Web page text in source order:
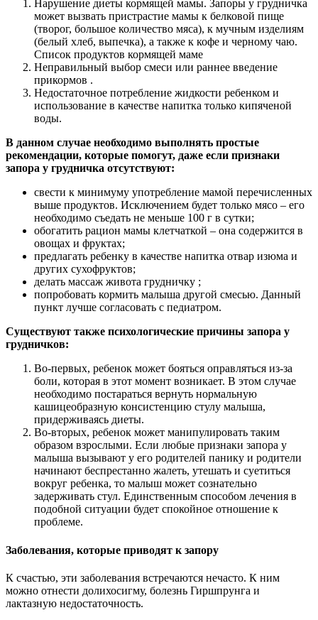
Нарушение диеты кормящей мамы. Запоры у грудничка
может вызвать пристрастие мамы к белковой пище
(творог, большое количество мяса), к мучным изделиям
(белый хлеб, выпечка), а также к кофе и черному чаю.
Список продуктов кормящей маме
Неправильный выбор смеси или раннее введение
прикормов .
Недостаточное потребление жидкости ребенком и
использование в качестве напитка только кипяченой
воды.
В данном случае необходимо выполнять простые
рекомендации, которые помогут, даже если признаки
запора у грудничка отсутствуют:
свести к минимуму употребление мамой перечисленных
выше продуктов. Исключением будет только мясо – его
необходимо съедать не меньше 100 г в сутки;
обогатить рацион мамы клетчаткой – она содержится в
овощах и фруктах;
предлагать ребенку в качестве напитка отвар изюма и
других сухофруктов;
делать массаж живота грудничку ;
попробовать кормить малыша другой смесью. Данный
пункт лучше согласовать с педиатром.
Существуют также психологические причины запора у
грудничков:
Во-первых, ребенок может бояться оправляться из-за
боли, которая в этот момент возникает. В этом случае
необходимо постараться вернуть нормальную
кашицеобразную консистенцию стулу малыша,
придерживаясь диеты.
Во-вторых, ребенок может манипулировать таким
образом взрослыми. Если любые признаки запора у
малыша вызывают у его родителей панику и родители
начинают беспрестанно жалеть, утешать и суетиться
вокруг ребенка, то малыш может сознательно
задерживать стул. Единственным способом лечения в
подобной ситуации будет спокойное отношение к
проблеме.
Заболевания, которые приводят к запору
К счастью, эти заболевания встречаются нечасто. К ним
можно отнести долихосигму, болезнь Гиршпрунга и
лактазную недостаточность.